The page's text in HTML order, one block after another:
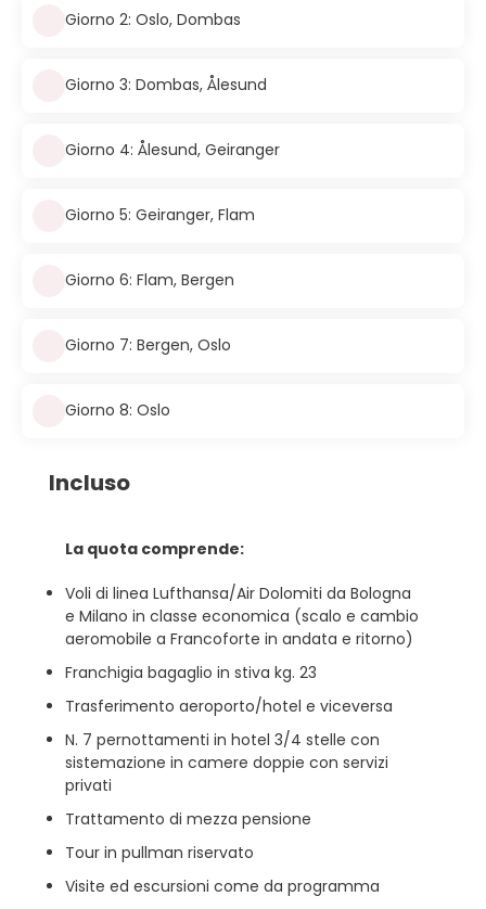
Giorno 2: Oslo, Dombas
Giorno 3: Dombas, Ålesund
Giorno 4: Ålesund, Geiranger
Giorno 5: Geiranger, Flam
Giorno 6: Flam, Bergen
Giorno 7: Bergen, Oslo
Giorno 8: Oslo
Incluso
La quota comprende:
Voli di linea Lufthansa/Air Dolomiti da Bologna
e Milano in classe economica (scalo e cambio
aeromobile a Francoforte in andata e ritorno)
Franchigia bagaglio in stiva kg. 23
Trasferimento aeroporto/hotel e viceversa
N. 7 pernottamenti in hotel 3/4 stelle con
sistemazione in camere doppie con servizi
privati
Trattamento di mezza pensione
Tour in pullman riservato
Visite ed escursioni come da programma